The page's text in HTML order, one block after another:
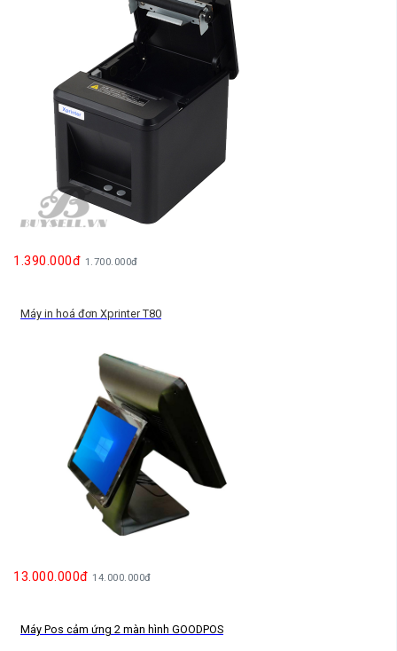
1.390.000đ 1.700.000đ
Máy in hoá đơn Xprinter T80
13.000.000đ 14.000.000đ
Máy Pos cảm ứng 2 màn hình GOODPOS